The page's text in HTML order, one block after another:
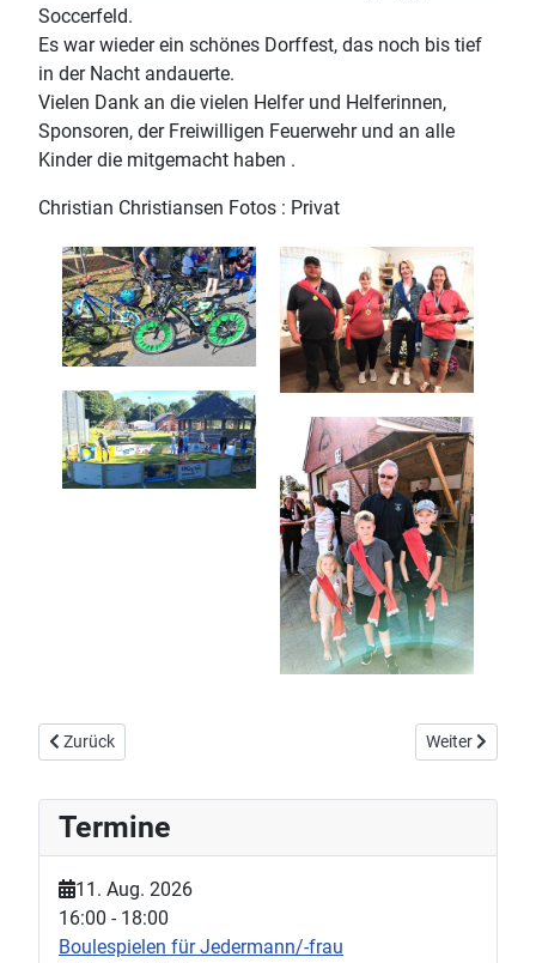
Soccerfeld.
Es war wieder ein schönes Dorffest, das noch bis tief
in der Nacht andauerte.
Vielen Dank an die vielen Helfer und Helferinnen,
Sponsoren, der Freiwilligen Feuerwehr und an alle
Kinder die mitgemacht haben .
Christian Christiansen Fotos : Privat
Vorheriger Beitrag: Baumpflanzaktion
Zurück Nächster
Weiter
Termine
11. Aug. 2026
16:00 - 18:00
Boulespielen für Jedermann/-frau